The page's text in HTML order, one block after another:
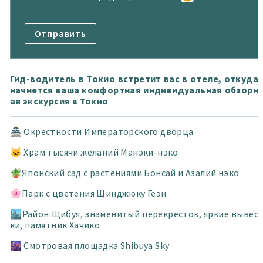
Гид-водитель в Токио встретит вас в отеле, откуда
начнется ваша комфортная индивидуальная обзорн
ая экскурсия в Токио
🏯 Окрестности Императорского дворца
🐱 Храм тысячи желаний Манэки-нэко
🪴Японский сад с растениями Бонсай и Азалий нэко
🌸Парк с цветения Щинджюку Геэн
🏙️Район Щибуя, знаменитый перекрёсток, яркие вывес
ки, памятник Хачико
🌆 Смотровая площадка Shibuya Sky